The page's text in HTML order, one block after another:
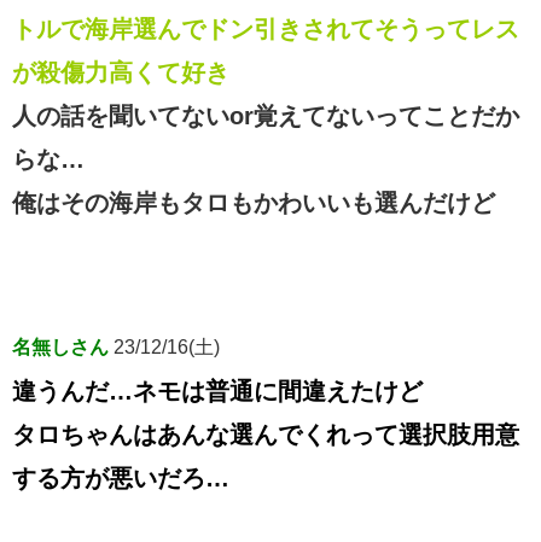
トルで海岸選んでドン引きされてそうってレス
が殺傷力高くて好き
人の話を聞いてないor覚えてないってことだか
らな…
俺はその海岸もタロもかわいいも選んだけど
名無しさん 23/12/16(土)
違うんだ…ネモは普通に間違えたけど
タロちゃんはあんな選んでくれって選択肢用意
する方が悪いだろ…